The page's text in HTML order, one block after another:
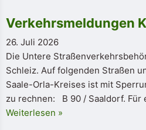
Verkehrsmeldungen
26. Juli 2026
Die Untere
Schleiz. Auf folgenden Straßen
Saale-Orla-Kreises ist mit
zu rechnen: B 90 / Saaldorf. Für
Weiterlesen »